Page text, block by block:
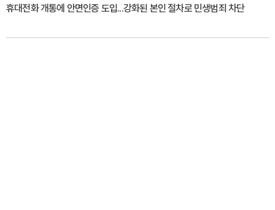
휴대전화 개통에 안면인증 도입...강화된 본인 절차로 민생범죄 차단